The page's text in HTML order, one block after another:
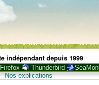
indépendant depuis 1999
Firefox Thunderbird
Nos explications